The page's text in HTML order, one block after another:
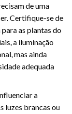
de uma
Certifique-se de
as plantas do
a iluminação
mas ainda
adequada
a
luzes brancas ou